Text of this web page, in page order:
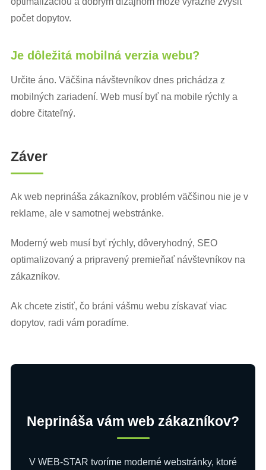
počet dopytov.
Je dôležitá mobilná verzia webu?
Určite áno. Väčšina návštevníkov dnes prichádza z
mobilných zariadení. Web musí byť na mobile rýchly a
dobre čitateľný.
Záver
Ak web neprináša zákazníkov, problém väčšinou nie je v
reklame, ale v samotnej webstránke.
Moderný web musí byť rýchly, dôveryhodný, SEO
optimalizovaný a pripravený premieňať návštevníkov na
zákazníkov.
Ak chcete zistiť, čo bráni vášmu webu získavať viac
dopytov, radi vám poradíme.
Neprináša vám web zákazníkov?
V WEB-STAR tvoríme moderné webstránky, ktoré